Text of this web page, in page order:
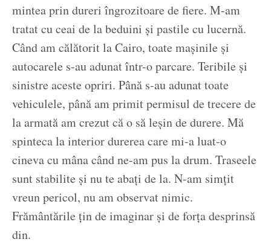
mintea prin dureri îngrozitoare de fiere. M-am
tratat cu ceai de la beduini și pastile cu lucernă.
Când am călătorit la Cairo, toate mașinile și
autocarele s-au adunat într-o parcare. Teribile și
sinistre aceste opriri. Până s-au adunat toate
vehiculele, până am primit permisul de trecere de
la armată am crezut că o să leșin de durere. Mă
spinteca la interior durerea care mi-a luat-o
cineva cu mâna când ne-am pus la drum. Traseele
sunt stabilite și nu te abați de la. N-am simțit
vreun pericol, nu am observat nimic.
Frământările țin de imaginar și de forța desprinsă
din.